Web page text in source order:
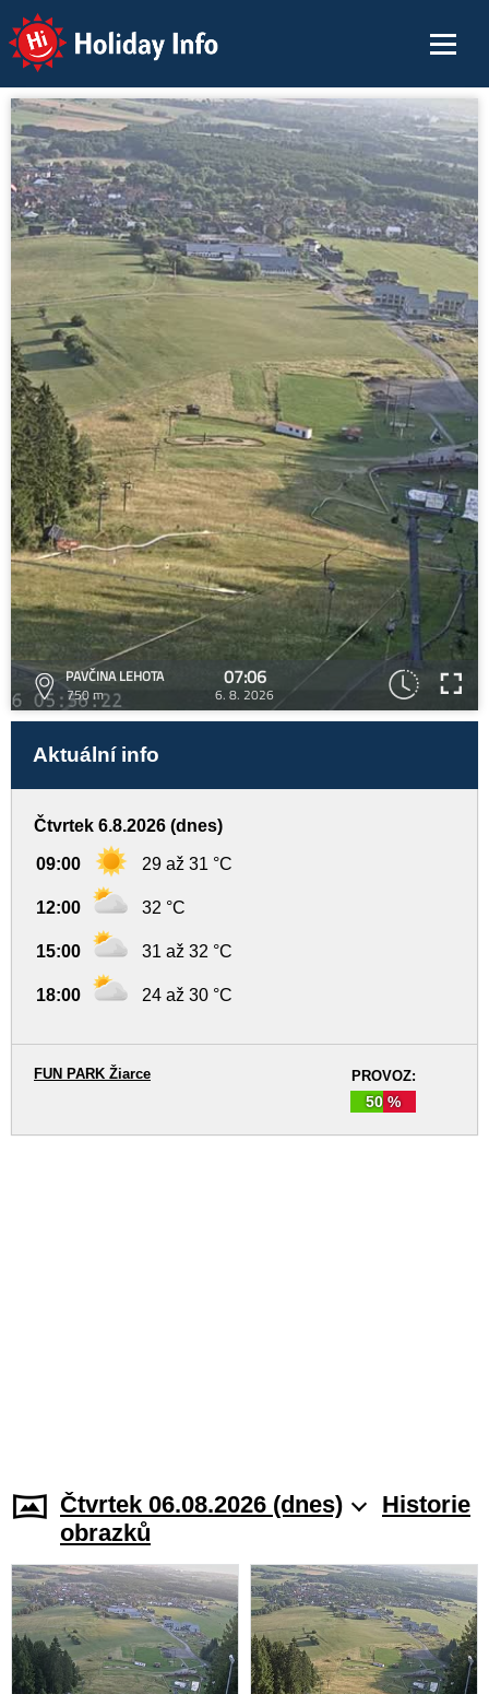
Holiday Info
PAVČINA LEHOTA
750 m
07:06
6. 8. 2026
Aktuální info
Čtvrtek 6.8.2026 (dnes)
09:00 29 až 31 °C
12:00 32 °C
15:00 31 až 32 °C
18:00 24 až 30 °C
PROVOZ:
50 %
FUN PARK Žiarce
Čtvrtek 06.08.2026 (dnes)
Historie
obrazků